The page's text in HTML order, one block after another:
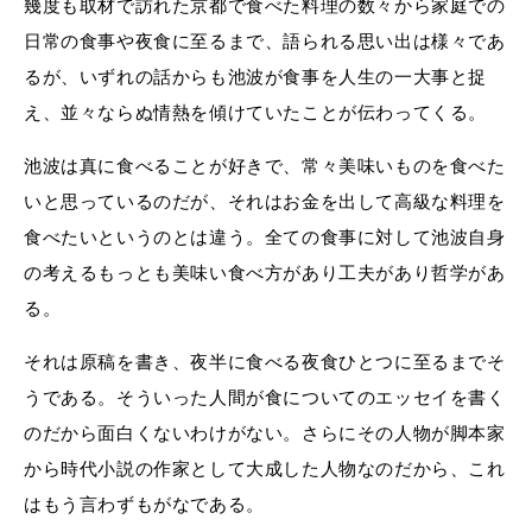
幾度も取材で訪れた京都で食べた料理の数々から家庭での
日常の食事や夜食に至るまで、語られる思い出は様々であ
るが、いずれの話からも池波が食事を人生の一大事と捉
え、並々ならぬ情熱を傾けていたことが伝わってくる。
池波は真に食べることが好きで、常々美味いものを食べた
いと思っているのだが、それはお金を出して高級な料理を
食べたいというのとは違う。全ての食事に対して池波自身
の考えるもっとも美味い食べ方があり工夫があり哲学があ
る。
それは原稿を書き、夜半に食べる夜食ひとつに至るまでそ
うである。そういった人間が食についてのエッセイを書く
のだから面白くないわけがない。さらにその人物が脚本家
から時代小説の作家として大成した人物なのだから、これ
はもう言わずもがなである。